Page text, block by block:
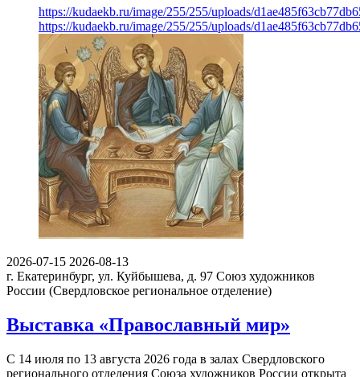
https://kudaekb.ru/image/255/255/uploads/
https://kudaekb.ru/image/255/255/uploads/
2026-07-15 2026-08-13
г. Екатеринбург, ул. Куйбышева, д. 97 Союз художников
России (Свердловское региональное отделение)
Выставка «Православный мир»
С 14 июля по 13 августа 2026 года в залах Свердловского
регионального отделения Союза художников России открыта